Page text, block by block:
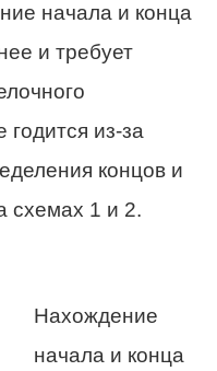
начала и конца
и требует
из-за
концов и
схемах 1 и 2.
Нахождение
начала и конца